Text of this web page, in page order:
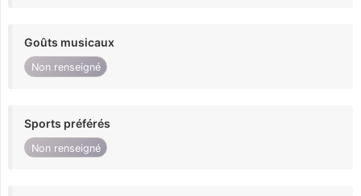
Goûts musicaux
Non renseigné
Sports préférés
Non renseigné